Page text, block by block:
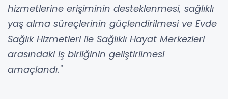
hizmetlerine erişiminin desteklenmesi, sağlıklı
yaş alma süreçlerinin güçlendirilmesi ve Evde
Sağlık Hizmetleri ile Sağlıklı Hayat Merkezleri
arasındaki iş birliğinin geliştirilmesi
amaçlandı."